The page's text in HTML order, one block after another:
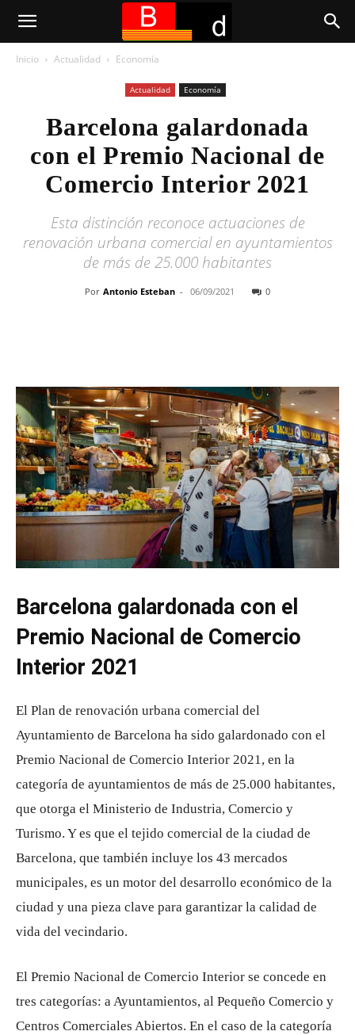
Inicio Actualidad Economía
Actualidad Economía
Barcelona galardonada
con el Premio Nacional de
Comercio Interior 2021
Esta distinción reconoce actuaciones de
renovación urbana comercial en ayuntamientos
de más de 25.000 habitantes
Por Antonio Esteban - 06/09/2021 0
Barcelona galardonada con el
Premio Nacional de Comercio
Interior 2021
El Plan de renovación urbana comercial del
Ayuntamiento de Barcelona ha sido galardonado con el
Premio Nacional de Comercio Interior 2021, en la
categoría de ayuntamientos de más de 25.000 habitantes,
que otorga el Ministerio de Industria, Comercio y
Turismo. Y es que el tejido comercial de la ciudad de
Barcelona, ​​que también incluye los 43 mercados
municipales, es un motor del desarrollo económico de la
ciudad y una pieza clave para garantizar la calidad de
vida del vecindario.
El Premio Nacional de Comercio Interior se concede en
tres categorías: a Ayuntamientos, al Pequeño Comercio y
Centros Comerciales Abiertos. En el caso de la categoría